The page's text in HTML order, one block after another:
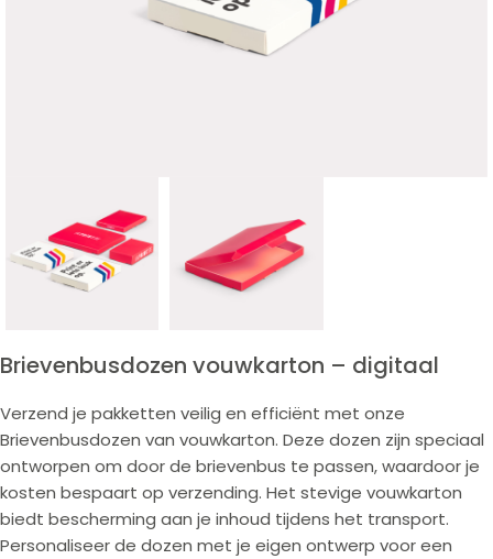
Brievenbusdozen vouwkarton – digitaal
Verzend je pakketten veilig en efficiënt met onze
Brievenbusdozen van vouwkarton. Deze dozen zijn speciaal
ontworpen om door de brievenbus te passen, waardoor je
kosten bespaart op verzending. Het stevige vouwkarton
biedt bescherming aan je inhoud tijdens het transport.
Personaliseer de dozen met je eigen ontwerp voor een